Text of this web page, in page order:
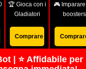
🏆 Gioca con i
Gladiatori
Comprare
🎮
boosters
| ⭐ Affidabile per